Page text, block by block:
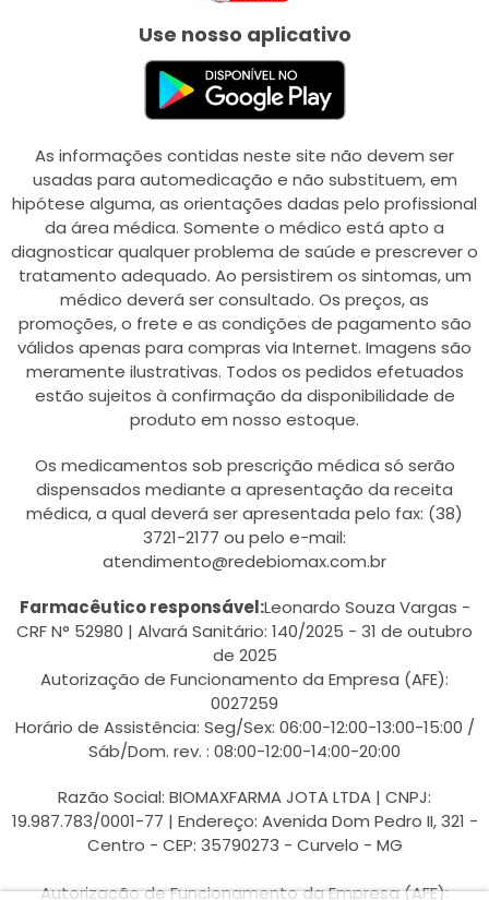
Use nosso aplicativo
As informações contidas neste site não devem ser
usadas para automedicação e não substituem, em
hipótese alguma, as orientações dadas pelo profissional
da área médica. Somente o médico está apto a
diagnosticar qualquer problema de saúde e prescrever o
tratamento adequado. Ao persistirem os sintomas, um
médico deverá ser consultado. Os preços, as
promoções, o frete e as condições de pagamento são
válidos apenas para compras via Internet. Imagens são
meramente ilustrativas. Todos os pedidos efetuados
estão sujeitos à confirmação da disponibilidade de
produto em nosso estoque.
Os medicamentos sob prescrição médica só serão
dispensados mediante a apresentação da receita
médica, a qual deverá ser apresentada pelo fax: (38)
3721-2177 ou pelo e-mail:
atendimento@redebiomax.com.br
Farmacêutico responsável:Leonardo Souza Vargas -
CRF N° 52980 | Alvará Sanitário: 140/2025 - 31 de outubro
de 2025
Autorização de Funcionamento da Empresa (AFE):
0027259
Horário de Assistência: Seg/Sex: 06:00-12:00-13:00-15:00 /
Sáb/Dom. rev. : 08:00-12:00-14:00-20:00
Razão Social: BIOMAXFARMA JOTA LTDA | CNPJ:
19.987.783/0001-77 | Endereço: Avenida Dom Pedro II, 321 -
Centro - CEP: 35790273 - Curvelo - MG
Autorização de Funcionamento da Empresa (AFE):